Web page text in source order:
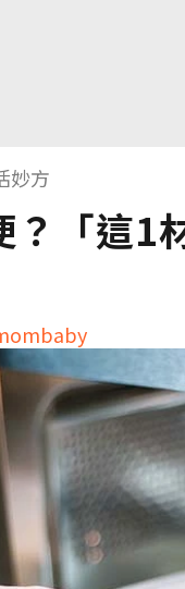
妙方
？「這1